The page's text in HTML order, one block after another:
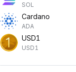
SOL
Cardano
ADA
USD1
USD1